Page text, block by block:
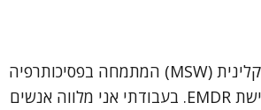
שמי שרון פיט, עו"ס קלינית (MSW) המתמחה בפסיכותרפיה
דינאמית ובטיפול בגישת EMDR. בעבודתי אני מלווה אנשים